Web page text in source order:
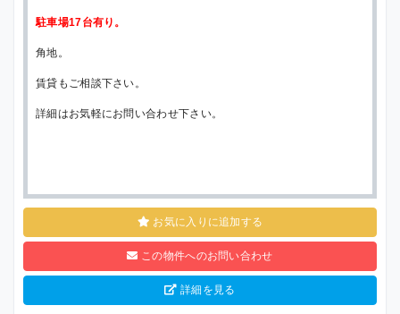
駐車場17台有り。
角地。
賃貸もご相談下さい。
詳細はお気軽にお問い合わせ下さい。
お気に入りに追加する
この物件へのお問い合わせ
詳細を見る